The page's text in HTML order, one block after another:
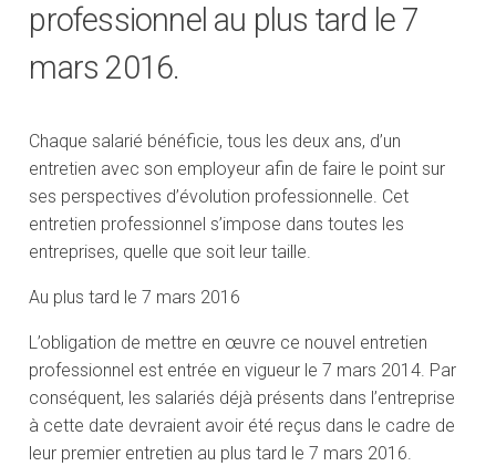
professionnel au plus tard le 7
mars 2016.
Chaque salarié bénéficie, tous les deux ans, d’un
entretien avec son employeur afin de faire le point sur
ses perspectives d’évolution professionnelle. Cet
entretien professionnel s’impose dans toutes les
entreprises, quelle que soit leur taille.
Au plus tard le 7 mars 2016
L’obligation de mettre en œuvre ce nouvel entretien
professionnel est entrée en vigueur le 7 mars 2014. Par
conséquent, les salariés déjà présents dans l’entreprise
à cette date devraient avoir été reçus dans le cadre de
leur premier entretien au plus tard le 7 mars 2016.